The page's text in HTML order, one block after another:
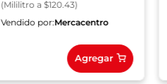
(Mililitro a $120.43)
Vendido por:Mercacentro
Agregar